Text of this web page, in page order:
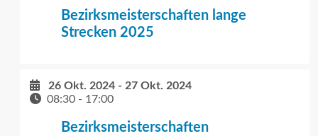
Bezirksmeisterschaften lange
Strecken 2025
26 Okt. 2024 - 27 Okt. 2024
08:30 - 17:00
Bezirksmeisterschaften